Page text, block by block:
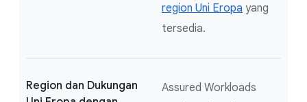
region Uni Eropa yang
tersedia.
Region dan Dukungan
Assured Workloads